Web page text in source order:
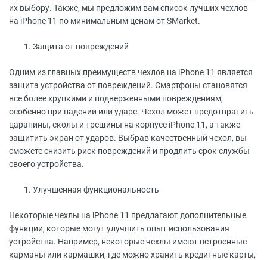
их выбору. Также, мы предложим вам список лучших чехлов
на iPhone 11 по минимальным ценам от SMarket.
Защита от повреждений
Одним из главных преимуществ чехлов на iPhone 11 является
защита устройства от повреждений. Смартфоны становятся
все более хрупкими и подверженными повреждениям,
особенно при падении или ударе. Чехол может предотвратить
царапины, сколы и трещины на корпусе iPhone 11, а также
защитить экран от ударов. Выбрав качественный чехол, вы
сможете снизить риск повреждений и продлить срок службы
своего устройства.
Улучшенная функциональность
Некоторые чехлы на iPhone 11 предлагают дополнительные
функции, которые могут улучшить опыт использования
устройства. Например, некоторые чехлы имеют встроенные
карманы или кармашки, где можно хранить кредитные карты,